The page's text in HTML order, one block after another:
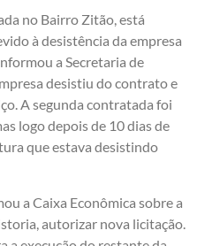
no Bairro Zitão, está
à desistência da empresa
a Secretaria de
desistiu do contrato e
A segunda contratada foi
logo depois de 10 dias de
que estava desistindo
a Caixa Econômica sobre a
autorizar nova licitação.